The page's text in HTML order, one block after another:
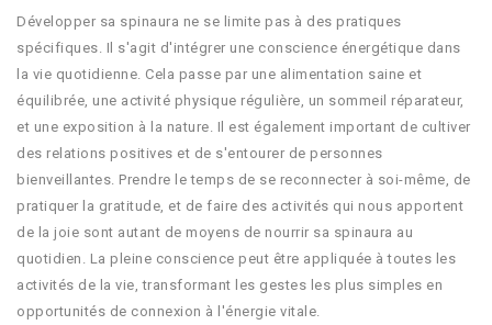
Développer sa spinaura ne se limite pas à des pratiques
spécifiques. Il s'agit d'intégrer une conscience énergétique dans
la vie quotidienne. Cela passe par une alimentation saine et
équilibrée, une activité physique régulière, un sommeil réparateur,
et une exposition à la nature. Il est également important de cultiver
des relations positives et de s'entourer de personnes
bienveillantes. Prendre le temps de se reconnecter à soi-même, de
pratiquer la gratitude, et de faire des activités qui nous apportent
de la joie sont autant de moyens de nourrir sa spinaura au
quotidien. La pleine conscience peut être appliquée à toutes les
activités de la vie, transformant les gestes les plus simples en
opportunités de connexion à l'énergie vitale.